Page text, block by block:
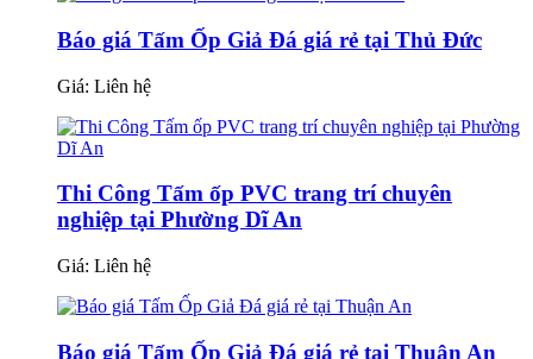
Báo giá Tấm Ốp Giả Đá giá rẻ tại Thủ Đức
Giá: Liên hệ
Thi Công Tấm ốp PVC trang trí chuyên
nghiệp tại Phường Dĩ An
Giá: Liên hệ
Báo giá Tấm Ốp Giả Đá giá rẻ tại Thuận An